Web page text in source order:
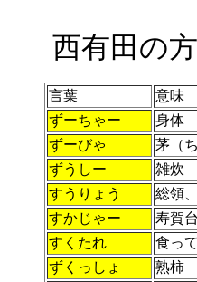
西有田の
言葉
意味
ずーちゃー
身体
ずーびゃ
茅（
ずうしー
雑炊
すうりょう
総領
すかじゃー
寿賀台
すくたれ
食っ
ずくっしょ
熟柿